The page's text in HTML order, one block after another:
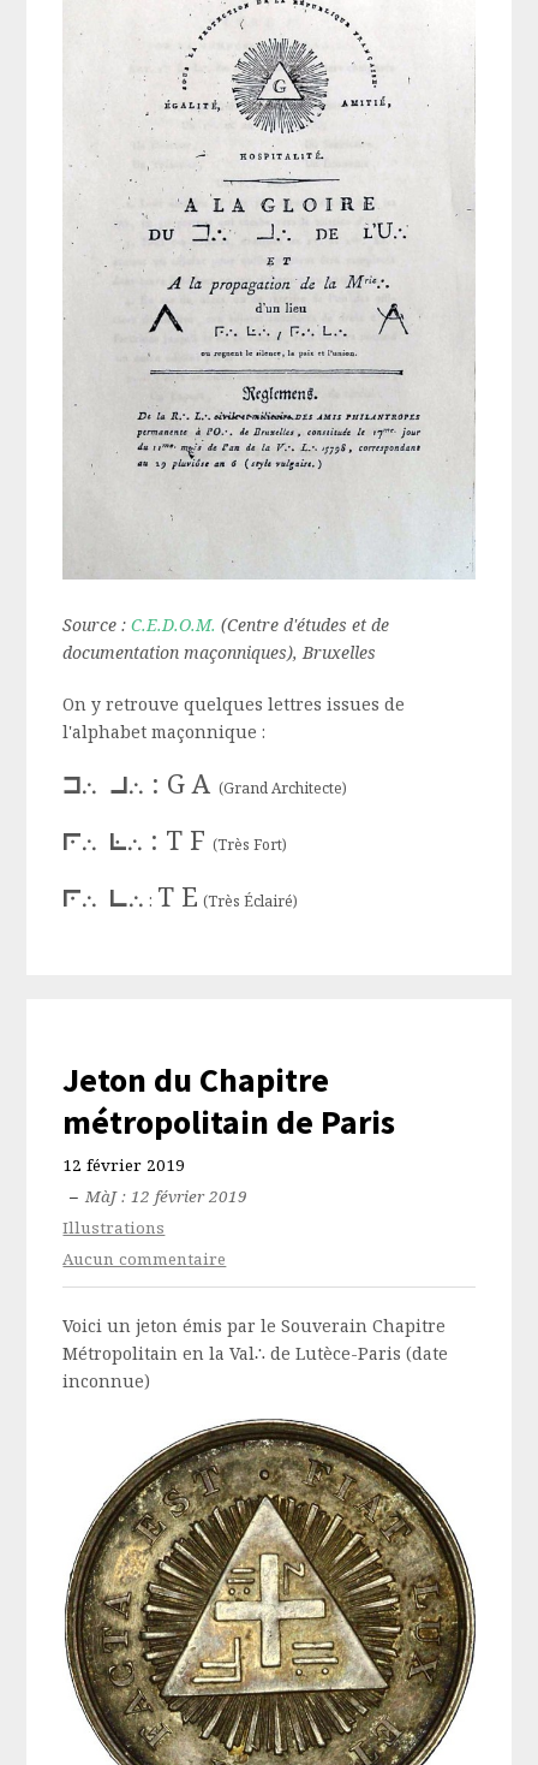
Source :C.E.D.O.M. (Centre d'études et de
documentation maçonniques), Bruxelles
On y retrouve quelques lettres issues de
l'alphabet maçonnique :
g∴ a∴ : G A(Grand Architecte)
t∴ f∴ : T F(Très Fort)
t∴ e∴ : T E (Très Éclairé)
Jeton du Chapitre
métropolitain de Paris
12 février 2019
–MàJ : 12 février 2019
Illustrations
Aucun commentaire
Voici un jeton émis par le Souverain Chapitre
Métropolitain en la Val∴ de Lutèce-Paris (date
inconnue)